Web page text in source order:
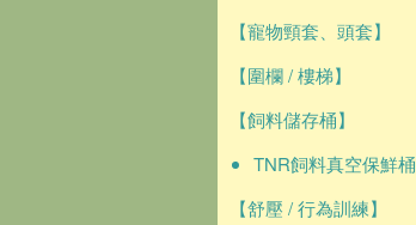
【寵物頸套、頭套】
【圍欄 / 樓梯】
【飼料儲存桶】
TNR飼料真空保鮮桶
【舒壓 / 行為訓練】